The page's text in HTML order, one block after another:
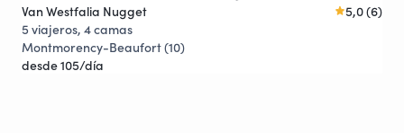
Joya viajera
Van Westfalia Nugget
5,0 (6)
5 viajeros, 4 camas
Montmorency-Beaufort (10)
desde 105/día